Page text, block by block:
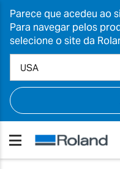
Parece que acedeu ao
Para navegar pelos
selecione o site da